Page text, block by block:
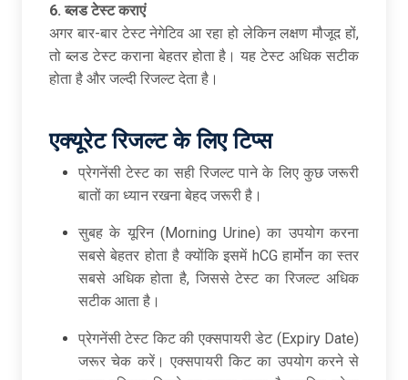
6.ब्लड टेस्ट कराएं
अगर बार-बार टेस्ट नेगेटिव आ रहा हो लेकिन लक्षण मौजूद हों,
तो ब्लड टेस्ट कराना बेहतर होता है। यह टेस्ट अधिक सटीक
होता है और जल्दी रिजल्ट देता है।
एक्यूरेट रिजल्ट के लिए टिप्स
प्रेगनेंसी टेस्ट का सही रिजल्ट पाने के लिए कुछ जरूरी
बातों का ध्यान रखना बेहद जरूरी है।
सुबह के यूरिन (Morning Urine) का उपयोग करना
सबसे बेहतर होता है क्योंकि इसमें hCG हार्मोन का स्तर
सबसे अधिक होता है, जिससे टेस्ट का रिजल्ट अधिक
सटीक आता है।
प्रेगनेंसी टेस्ट किट की एक्सपायरी डेट (Expiry Date)
जरूर चेक करें। एक्सपायरी किट का उपयोग करने से